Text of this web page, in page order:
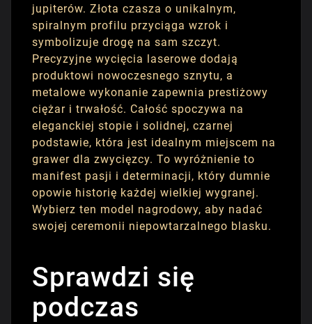
jupiterów. Złota czasza o unikalnym,
spiralnym profilu przyciąga wzrok i
symbolizuje drogę na sam szczyt.
Precyzyjne wycięcia laserowe dodają
produktowi nowoczesnego sznytu, a
metalowe wykonanie zapewnia prestiżowy
ciężar i trwałość. Całość spoczywa na
eleganckiej stopie i solidnej, czarnej
podstawie, która jest idealnym miejscem na
grawer dla zwycięzcy. To wyróżnienie to
manifest pasji i determinacji, który dumnie
opowie historię każdej wielkiej wygranej.
Wybierz ten model nagrodowy, aby nadać
swojej ceremonii niepowtarzalnego blasku.
Sprawdzi się
podczas